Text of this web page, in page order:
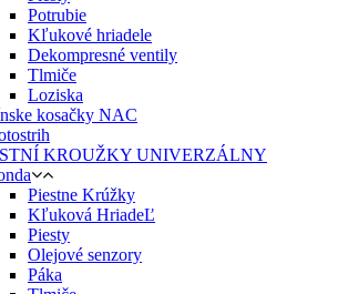
Potrubie
Kľukové hriadele
Dekompresné ventily
Tlmiče
Loziska
kosačky NAC
KROUŽKY UNIVERZÁLNY
Piestne Krúžky
Kľuková HriadeĽ
Piesty
Olejové senzory
Páka